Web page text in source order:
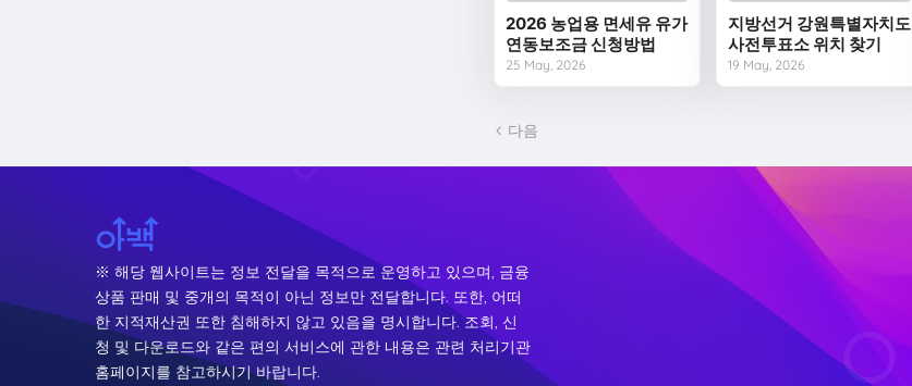
2026 농업용 면세유 유가
연동보조금 신청방법
25 May, 2026
지방선거 강원특별자치도
사전투표소 위치 찾기
19 May, 2026
다음
※ 해당 웹사이트는 정보 전달을 목적으로 운영하고 있으며, 금융
상품 판매 및 중개의 목적이 아닌 정보만 전달합니다. 또한, 어떠
한 지적재산권 또한 침해하지 않고 있음을 명시합니다. 조회, 신
청 및 다운로드와 같은 편의 서비스에 관한 내용은 관련 처리기관
홈페이지를 참고하시기 바랍니다.